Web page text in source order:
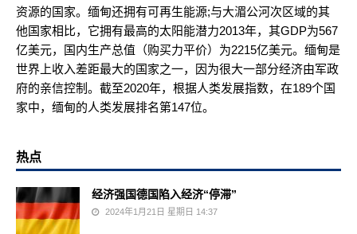
资源的国家。缅甸还拥有可再生能源;与大湄公河次区域的其
他国家相比，它拥有最高的太阳能潜力2013年，其GDP为567
亿美元，国内生产总值（购买力平价）为2215亿美元。缅甸是
世界上收入差距最大的国家之一，因为很大一部分经济由军政
府的亲信控制。截至2020年，根据人类发展指数，在189个国
家中，缅甸的人类发展排名第147位。
热点
经济强国德国陷入经济“停滞”
2024年1月21日 星期日 14:37